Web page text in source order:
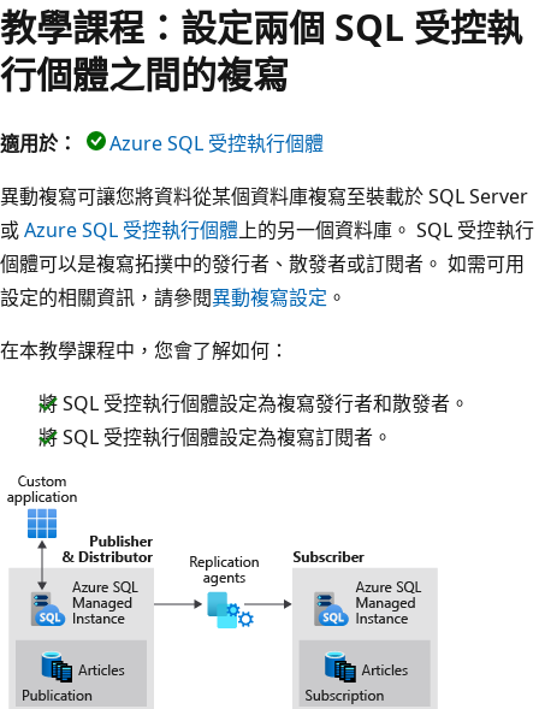
教學課程：設定兩個 SQL 受控執
行個體之間的複寫
適用於：
Azure SQL 受控執行個體
異動複寫可讓您將資料從某個資料庫複寫至裝載於 SQL Server
或Azure SQL 受控執行個體上的另一個資料庫。 SQL 受控執行
個體可以是複寫拓撲中的發行者、散發者或訂閱者。 如需可用
設定的相關資訊，請參閱異動複寫設定 。
在本教學課程中，您會了解如何：
將 SQL 受控執行個體設定為複寫發行者和散發者。
將 SQL 受控執行個體設定為複寫訂閱者。